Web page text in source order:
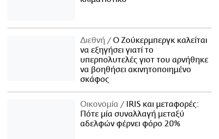
Διεθνή
Ο Ζούκερμπεργκ καλείται
να εξηγήσει γιατί το
υπερπολυτελές γιοτ του αρνήθηκε
να βοηθήσει ακινητοποιημένο
σκάφος
Οικονομία
IRIS και μεταφορές:
Πότε μία συναλλαγή μεταξύ
αδελφών φέρνει φόρο 20%